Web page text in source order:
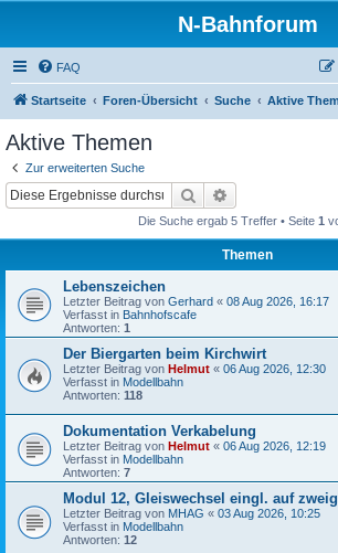
N-Bahnforum
FAQ
Startseite Foren-Übersicht Suche Aktive
Aktive Themen
Zur erweiterten Suche
Suche
Die Suche ergab 5 Treffer • Seite 1
Themen
Lebenszeichen
Letzter Beitrag von Gerhard « 08 Aug 2026, 16:17
Verfasst in Bahnhofscafe
Antworten: 1
Der Biergarten beim Kirchwirt
Letzter Beitrag von Helmut « 06 Aug 2026, 12:30
Verfasst in Modellbahn
Antworten: 118
Dokumentation Verkabelung
Letzter Beitrag von Helmut « 06 Aug 2026, 12:19
Verfasst in Modellbahn
Antworten: 7
Modul 12, Gleiswechsel eingl. auf
Letzter Beitrag von MHAG « 03 Aug 2026, 10:25
Verfasst in Modellbahn
Antworten: 12